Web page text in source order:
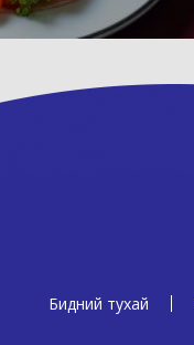
Бидний тухай